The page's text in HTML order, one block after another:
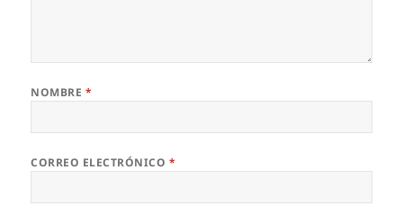
NOMBRE *
CORREO ELECTRÓNICO *